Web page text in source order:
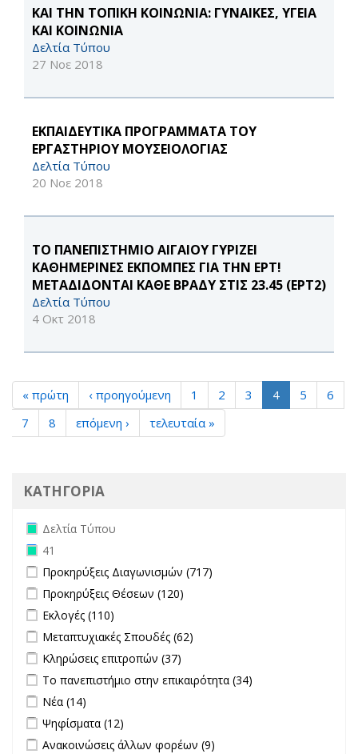
ΚΑΙ ΤΗΝ ΤΟΠΙΚΗ ΚΟΙΝΩΝΙΑ: ΓΥΝΑΙΚΕΣ, ΥΓΕΙΑ
ΚΑΙ ΚΟΙΝΩΝΙΑ
Δελτία Τύπου
27 Νοε 2018
ΕΚΠΑΙΔΕΥΤΙΚΑ ΠΡΟΓΡΑΜΜΑΤΑ ΤΟΥ
ΕΡΓΑΣΤΗΡΙΟΥ ΜΟΥΣΕΙΟΛΟΓΙΑΣ
Δελτία Τύπου
20 Νοε 2018
ΤΟ ΠΑΝΕΠΙΣΤΗΜΙΟ ΑΙΓΑΙΟΥ ΓΥΡΙΖΕΙ
ΚΑΘΗΜΕΡΙΝΕΣ ΕΚΠΟΜΠΕΣ ΓΙΑ ΤΗΝ ΕΡΤ!
ΜΕΤΑΔΙΔΟΝΤΑΙ ΚΑΘΕ ΒΡΑΔΥ ΣΤΙΣ 23.45 (ΕΡΤ2)
Δελτία Τύπου
4 Οκτ 2018
« πρώτη ‹ προηγούμενη 1 2 3 4 5
6
7
8 επόμενη › τελευταία »
ΚΑΤΗΓΟΡΙΑ
Remove Δελτία Τύπου filter
Δελτία Τύπου
Remove 41 filter
41
Apply Προκηρύξεις Διαγωνισμών filter
Προκηρύξεις Διαγωνισμών (717)
Apply Προκηρύξεις Θέσεων filter
Προκηρύξεις Θέσεων (120)
Apply Εκλογές filter
Εκλογές (110)
Apply Μεταπτυχιακές Σπουδές filter
Μεταπτυχιακές Σπουδές (62)
Apply Κληρώσεις επιτροπών filter
Κληρώσεις επιτροπών (37)
Apply Το πανεπιστήμιο στην επικαιρότητα filter
Το πανεπιστήμιο στην επικαιρότητα (34)
Apply Νέα filter
Νέα (14)
Apply Ψηφίσματα filter
Ψηφίσματα (12)
Apply Ανακοινώσεις άλλων φορέων filter
Ανακοινώσεις άλλων φορέων (9)